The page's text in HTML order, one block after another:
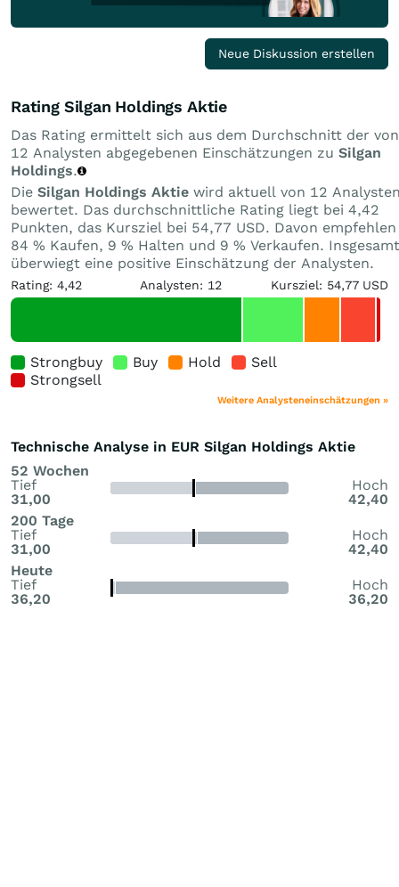
Neue Diskussion erstellen
Rating Silgan Holdings Aktie
Das Rating ermittelt sich aus dem Durchschnitt der von
12 Analysten abgegebenen Einschätzungen zu Silgan
Holdings.
Die Silgan Holdings Aktie wird aktuell von 12
bewertet. Das durchschnittliche Rating liegt bei 4,42
Punkten, das Kursziel bei 54,77 USD. Davon empfehlen
84 % Kaufen, 9 % Halten und 9 % Verkaufen. Insgesamt
überwiegt eine positive Einschätzung der Analysten.
Rating: 4,42 Analysten: 12 Kursziel: 54,77 USD
Strongbuy Buy Hold
Sell
Strongsell
Weitere Analysteneinschätzungen »
Technische Analyse in EUR Silgan Holdings Aktie
52 Wochen
Tief
31,00
Hoch
42,40
200 Tage
Tief
31,00
Hoch
42,40
Heute
Tief
36,20
Hoch
36,20